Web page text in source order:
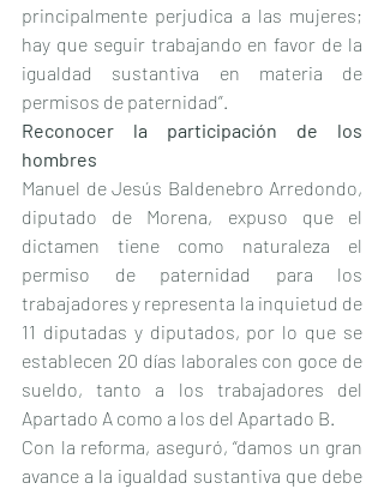
principalmente perjudica a las mujeres;
hay que seguir trabajando en favor de la
igualdad sustantiva en materia de
permisos de paternidad”.
Reconocer la participación de los
hombres
Manuel de Jesús Baldenebro Arredondo,
diputado de Morena, expuso que el
dictamen tiene como naturaleza el
permiso de paternidad para los
trabajadores y representa la inquietud de
11 diputadas y diputados, por lo que se
establecen 20 días laborales con goce de
sueldo, tanto a los trabajadores del
Apartado A como a los del Apartado B.
Con la reforma, aseguró, “damos un gran
avance a la igualdad sustantiva que debe